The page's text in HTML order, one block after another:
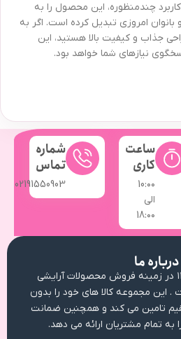
چندمنظوره، این محصول را به
بانوان امروزی تبدیل کرده است. اگر به
جذاب و کیفیت بالا هستید، این
نیازهای شما خواهد بود.
ساعت
کاری
10:۰۰
الی
18:۰۰
شماره
تماس
02191550903
درباره ما
ارابیرا خود را از سال ۱۳۹۸ در زمینه فروش محصولات آرایشی
این مجموعه کالا های خود را بدون
تامین می کند و همچنین ضمانت
به تمام مشتریان ارائه می دهد.